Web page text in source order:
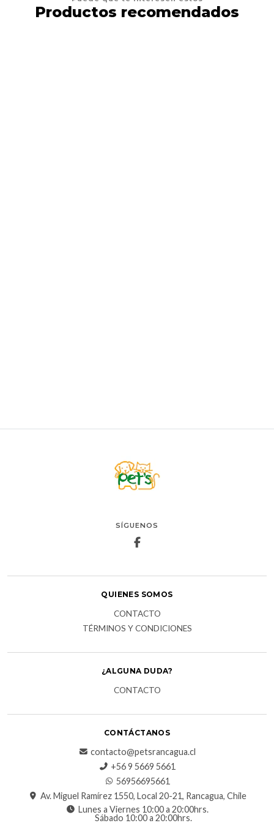
Productos recomendados
SÍGUENOS
QUIENES SOMOS
CONTACTO
TÉRMINOS Y CONDICIONES
¿ALGUNA DUDA?
CONTACTO
CONTÁCTANOS
contacto@petsrancagua.cl
‪+56 9 5669 5661‬
56956695661‬
Av. Miguel Ramírez 1550, Local 20-21, Rancagua, Chile
Lunes a Viernes 10:00 a 20:00hrs.
Sábado 10:00 a 20:00hrs.